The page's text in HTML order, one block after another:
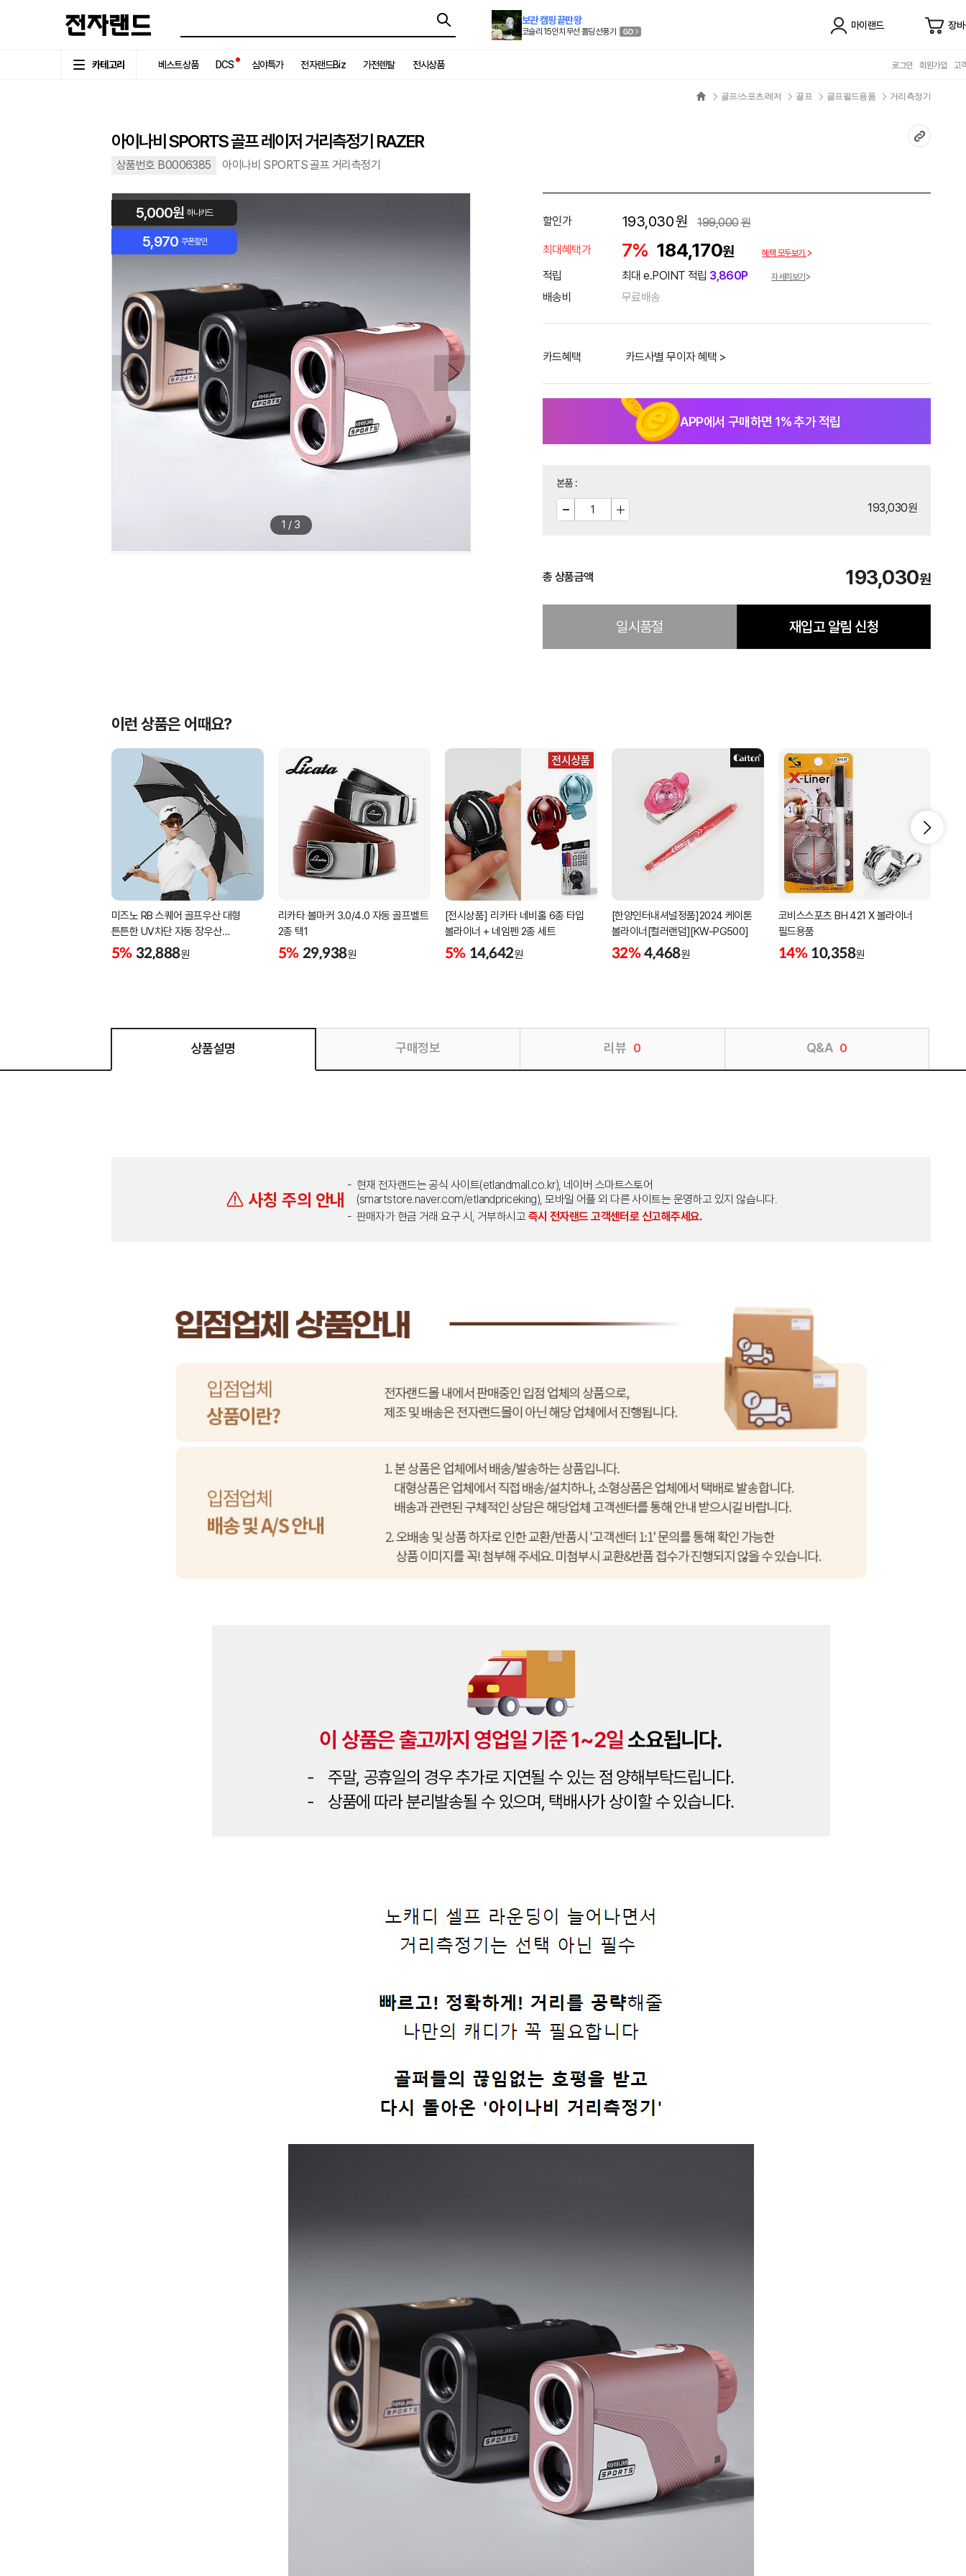
보관 캠핑 끝판왕
코슬리 15인치 무선 폴딩 선풍기
마이랜드 장
카테고리 베스트상품 DCS 심야특가 전자랜드Biz 가전렌탈 전시상품 로그인 회원가입 고
골프/스포츠/레저 골프 골프필드용품 거리측정기
아이나비 SPORTS 골프 레이저 거리측정기 RAZER
상품번호 B0006385 아이나비 SPORTS 골프 거리측정기
5,000원 하나카드
5,970 쿠폰할인
1 / 3
할인가 193,030원 199,000원
최대혜택가
7% 184,170원 혜택 모두보기
적립 최대 e.POINT 적립 3,860P 자세히보기
배송비 무료배송
카드혜택 카드사별 무이자 혜택 >
APP에서 구매하면 1% 추가 적립
본품:
193,030원
총 상품금액 193,030원
일시품절 재입고 알림 신청
이런 상품은 어때요?
미즈노 RB 스퀘어 골프우산 대형
튼튼한 UV차단 자동 장우산
5LKY22100
5% 32,888원
리카타 볼마커 3.0/4.0 자동 골프벨트
2종 택1
5% 29,938원
[전시상품] 리카타 네비홀 6종 타입
볼라이너 + 네임펜 2종 세트
5% 14,642원
[한양인터내셔널정품]2024 케이톤
볼라이너[컬러랜덤][KW-PG500]
32% 4,468원
코비스스포츠 BH 421 X 볼라이너
필드용품
14% 10,358원
상품설명 구매정보 리뷰 0 Q&A 0
사칭 주의 안내
현재 전자랜드는 공식 사이트(etlandmall.co.kr), 네이버 스마트스토어
(smartstore.naver.com/etlandpriceking), 모바일 어플 외 다른 사이트는 운영하고 있지 않습니다.
판매자가 현금 거래 요구 시, 거부하시고 즉시 전자랜드 고객센터로 신고해주세요.